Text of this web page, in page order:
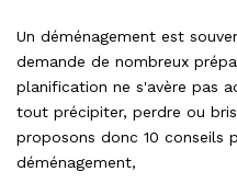
Un déménagement est
demande de nombreux
planification ne s'avère pas
tout précipiter, perdre ou
proposons donc 10 conseils
déménagement,